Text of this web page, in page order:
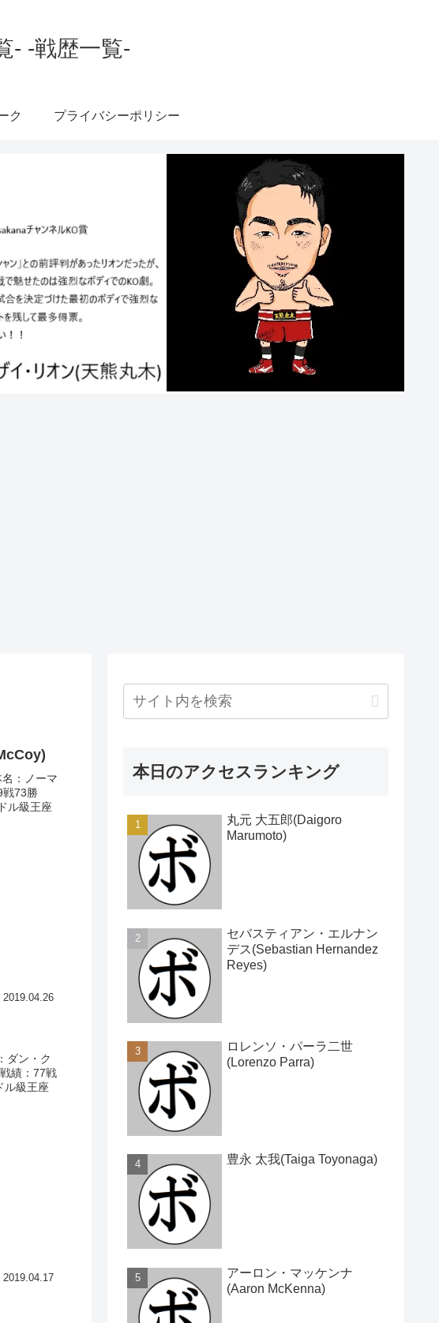
- -戦歴一覧-
ク プライバシーポリシー
：ノーマ
戦73勝
ル級王座
2019.04.26
ダン・ク
績：77戦
ル級王座
2019.04.17
本日のアクセスランキング
丸元 大五郎(Daigoro
Marumoto)
セバスティアン・エルナン
デス(Sebastian Hernandez
Reyes)
ロレンソ・パーラ二世
(Lorenzo Parra)
豊永 太我(Taiga Toyonaga)
アーロン・マッケンナ
(Aaron McKenna)